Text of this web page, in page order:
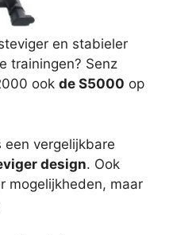
en stabieler
trainingen? Senz
ook de S5000 op
een vergelijkbare
design. Ook
mogelijkheden, maar